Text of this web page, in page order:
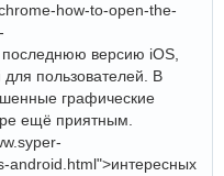
how-to-open-the-
версию iOS,
пользователей. В
графические
ещё приятным.
android.html">интересных